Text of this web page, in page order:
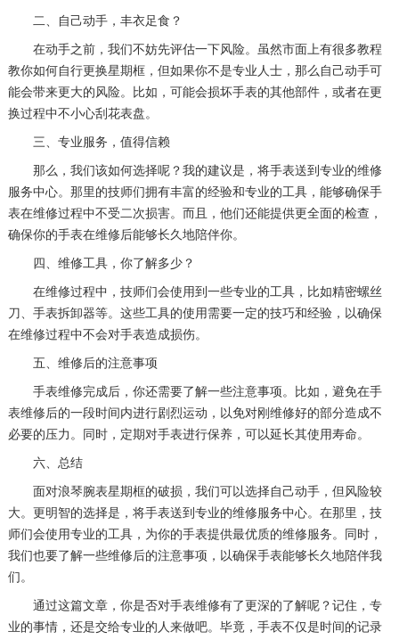
二、自己动手，丰衣足食？
在动手之前，我们不妨先评估一下风险。虽然市面上有很多教程
教你如何自行更换星期框，但如果你不是专业人士，那么自己动手可
能会带来更大的风险。比如，可能会损坏手表的其他部件，或者在更
换过程中不小心刮花表盘。
三、专业服务，值得信赖
那么，我们该如何选择呢？我的建议是，将手表送到专业的维修
服务中心。那里的技师们拥有丰富的经验和专业的工具，能够确保手
表在维修过程中不受二次损害。而且，他们还能提供更全面的检查，
确保你的手表在维修后能够长久地陪伴你。
四、维修工具，你了解多少？
在维修过程中，技师们会使用到一些专业的工具，比如精密螺丝
刀、手表拆卸器等。这些工具的使用需要一定的技巧和经验，以确保
在维修过程中不会对手表造成损伤。
五、维修后的注意事项
手表维修完成后，你还需要了解一些注意事项。比如，避免在手
表维修后的一段时间内进行剧烈运动，以免对刚维修好的部分造成不
必要的压力。同时，定期对手表进行保养，可以延长其使用寿命。
六、总结
面对浪琴腕表星期框的破损，我们可以选择自己动手，但风险较
大。更明智的选择是，将手表送到专业的维修服务中心。在那里，技
师们会使用专业的工具，为你的手表提供最优质的维修服务。同时，
我们也要了解一些维修后的注意事项，以确保手表能够长久地陪伴我
们。
通过这篇文章，你是否对手表维修有了更深的了解呢？记住，专
业的事情，还是交给专业的人来做吧。毕竟，手表不仅是时间的记录